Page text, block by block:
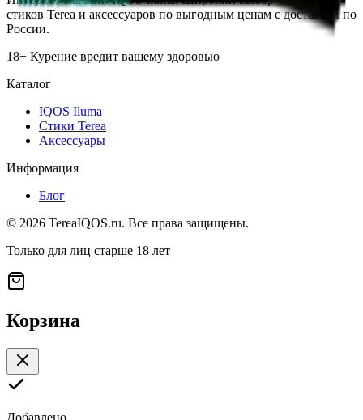
стиков Terea и аксессуаров по выгодным ценам с доставкой по
России.
18+ Курение вредит вашему здоровью
Каталог
IQOS Iluma
Стики Terea
Аксессуары
Информация
Блог
© 2026 TereaIQOS.ru. Все права защищены.
Только для лиц старше 18 лет
Корзина
Добавлено